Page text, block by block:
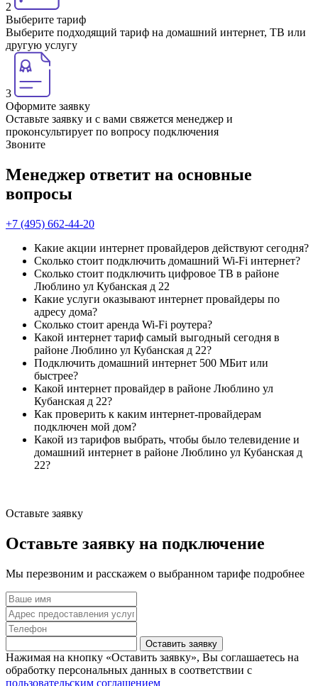
2
Выберите тариф
Выберите подходящий тариф на домашний интернет, ТВ или
другую услугу
3
Оформите заявку
Оставьте заявку и с вами свяжется менеджер и
проконсультирует по вопросу подключения
Звоните
Менеджер ответит на основные
вопросы
+7 (495) 662-44-20
Какие акции интернет провайдеров действуют сегодня?
Сколько стоит подключить домашний Wi-Fi интернет?
Сколько стоит подключить цифровое ТВ в районе
Люблино ул Кубанская д 22
Какие услуги оказывают интернет провайдеры по
адресу дома?
Сколько стоит аренда Wi-Fi роутера?
Какой интернет тариф самый выгодный сегодня в
районе Люблино ул Кубанская д 22?
Подключить домашний интернет 500 МБит или
быстрее?
Какой интернет провайдер в районе Люблино ул
Кубанская д 22?
Как проверить к каким интернет-провайдерам
подключен мой дом?
Какой из тарифов выбрать, чтобы было телевидение и
домашний интернет в районе Люблино ул Кубанская д
22?
Оставьте заявку
Оставьте заявку на подключение
Мы перезвоним и расскажем о выбранном тарифе подробнее
Оставить заявку
Нажимая на кнопку «Оставить заявку», Вы соглашаетесь на
обработку персональных данных в соответствии с
пользовательским соглашением